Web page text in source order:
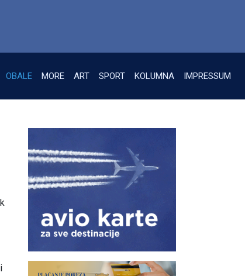
OBALE MORE ART SPORT KOLUMNA IMPRESSUM